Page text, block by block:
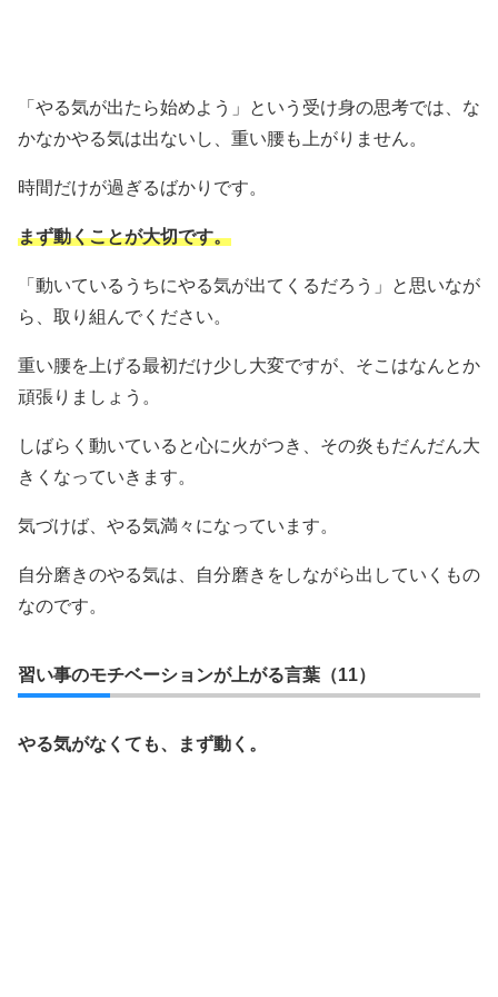
「やる気が出たら始めよう」という受け身の思考では、な
かなかやる気は出ないし、重い腰も上がりません。
時間だけが過ぎるばかりです。
まず動くことが大切です。
「動いているうちにやる気が出てくるだろう」と思いなが
ら、取り組んでください。
重い腰を上げる最初だけ少し大変ですが、そこはなんとか
頑張りましょう。
しばらく動いていると心に火がつき、その炎もだんだん大
きくなっていきます。
気づけば、やる気満々になっています。
自分磨きのやる気は、自分磨きをしながら出していくもの
なのです。
習い事のモチベーションが上がる言葉（11）
やる気がなくても、まず動く。